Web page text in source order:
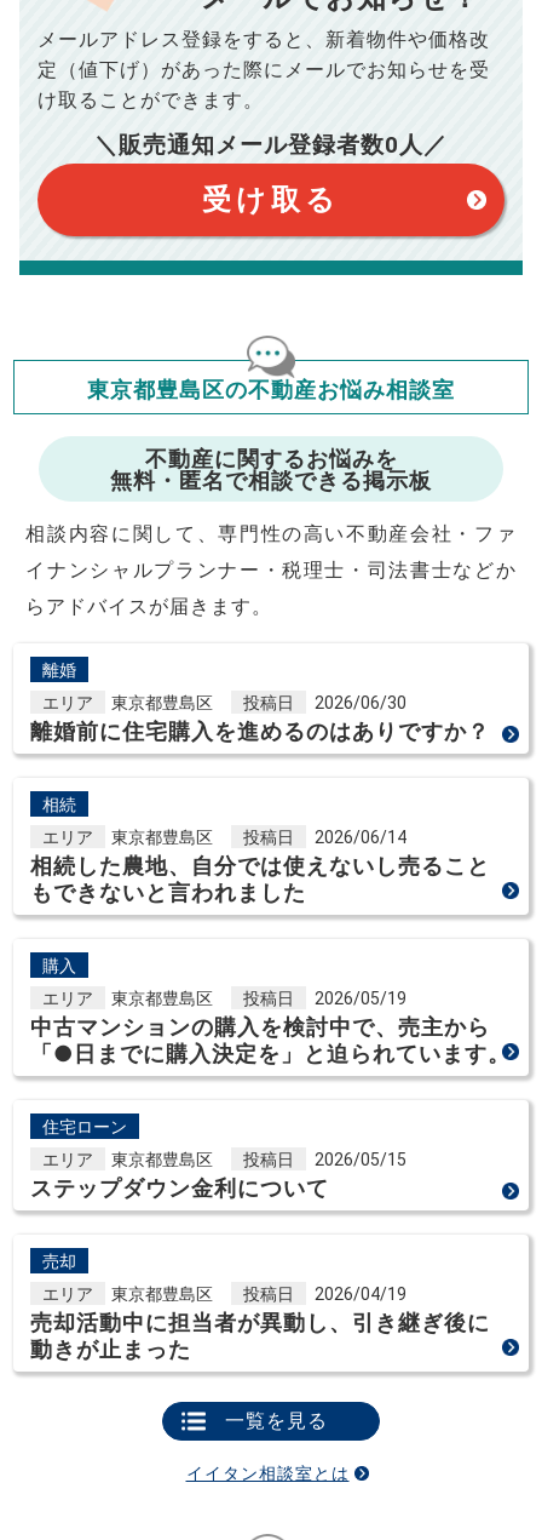
総支払額 100,050 円
このシミュレーターは元利均等返済方式で試算しています。
このシミュレーターは、四捨五入にて計算しております。
このシミュレーターはお借り入れの全期間で金利が変わらない設
このシミュレーターでの結果は、お借り入れを保証するものでは
ありません。
このシミュレーターをご利用された方の、いかなる損害について
ますが、お借り入れの際に各金融機関にご相談ください。
会員マイページでは
修繕費・管理費の計算もできます
場合がございます。詳しくは最寄りの税務署などにご確認く
※シミュレーター結果はあくまでも概算であり、手残り金額を
保証するものではございません。
※上記売却費用には、住所変更登記の費用、引っ越し費用、住
宅ローンの一括繰上返済の手数料等は含まれておりませんの
で予めご了承ください。
おります。（物件価格×3%＋6万円＋消費税）
メールアドレス登録をすると、 新着物件や価格改
定（値下げ）があった際に メールでお知らせを受
け取ることができます。
＼販売通知メール登録者数0 人／
受け取る
東京都豊島区の不動産お悩み相談室
不動産に関するお悩みを
無料・匿名で相談できる掲示板
相談内容に関して、専門性の高い不動産会社・ファ
イナンシャルプランナー・税理士・司法書士などか
らアドバイスが届きます。
離婚
エリア
東京都豊島区 投稿日 2026/06/30
離婚前に住宅購入を進めるのはありですか？
相続
エリア
東京都豊島区 投稿日 2026/06/14
相続した農地、自分では使えないし売ること
もできないと言われました
購入
エリア
東京都豊島区 投稿日 2026/05/19
中古マンションの購入を検討中で、売主から
「●日までに購入決定を」と迫られています。
住宅ローン
エリア
東京都豊島区 投稿日 2026/05/15
ステップダウン金利について
売却
エリア
東京都豊島区 投稿日 2026/04/19
売却活動中に担当者が異動し、引き継ぎ後に
動きが止まった
一覧を見る
イイタン相談室とは